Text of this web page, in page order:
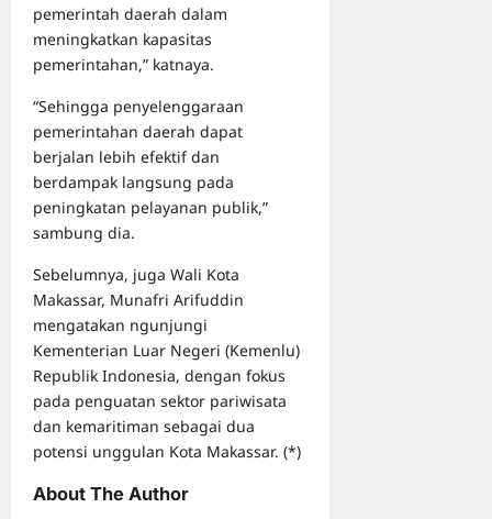
pemerintah daerah dalam
meningkatkan kapasitas
pemerintahan,” katnaya.
“Sehingga penyelenggaraan
pemerintahan daerah dapat
berjalan lebih efektif dan
berdampak langsung pada
peningkatan pelayanan publik,”
sambung dia.
Sebelumnya, juga Wali Kota
Makassar, Munafri Arifuddin
mengatakan ngunjungi
Kementerian Luar Negeri (Kemenlu)
Republik Indonesia, dengan fokus
pada penguatan sektor pariwisata
dan kemaritiman sebagai dua
potensi unggulan Kota Makassar. (*)
About The Author